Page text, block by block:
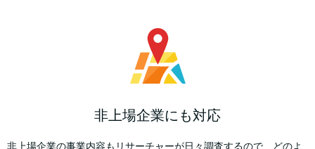
非上場企業にも対応
非上場企業の事業内容もリサーチャーが日々調査するので、どのよ